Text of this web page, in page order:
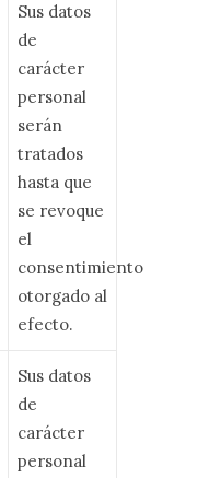
Sus datos
de
carácter
personal
serán
tratados
hasta que
se revoque
el
consentimiento
otorgado al
efecto.
Sus datos
de
carácter
personal